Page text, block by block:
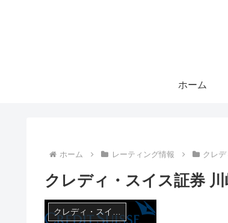
ホーム
ホーム レーティング情報 クレ
クレディ・スイス証券
クレディ・スイス証券